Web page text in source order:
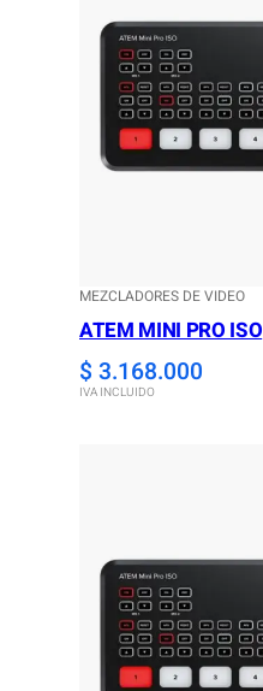
MEZCLADORES DE VIDEO
ATEM MINI PRO ISO
$ 3.168.000
IVA INCLUIDO